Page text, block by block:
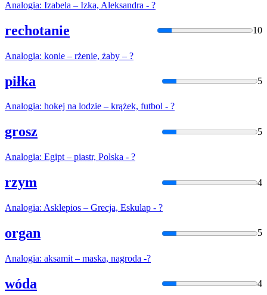
Analogia: Izabela – Izka, Aleksandra - ?
rechotanie 10
Analogia: konie – rżenie, żaby – ?
piłka 5
Analogia: hokej na lodzie – krążek, futbol - ?
grosz 5
Analogia: Egipt – piastr, Polska - ?
rzym 4
Analogia: Asklepios – Grecja, Eskulap - ?
organ 5
Analogia: aksamit – maska, nagroda -?
wóda 4